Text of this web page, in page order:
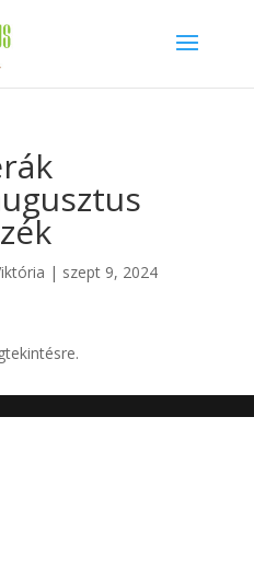
| szept 9, 2024